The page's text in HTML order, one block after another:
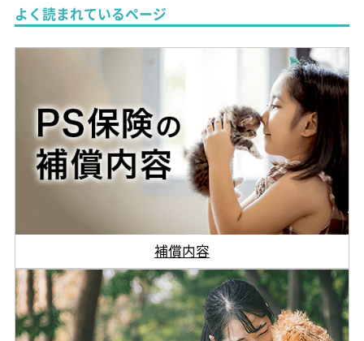
よく読まれているページ
補償内容